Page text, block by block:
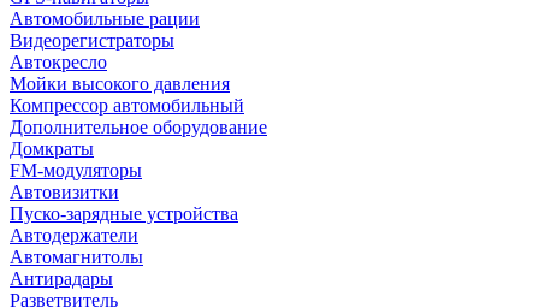
Автомобильные рации
Видеорегистраторы
Автокресло
Мойки высокого давления
Компрессор автомобильный
Дополнительное оборудование
Домкраты
FM-модуляторы
Автовизитки
Пуско-зарядные устройства
Автодержатели
Автомагнитолы
Антирадары
Разветвитель